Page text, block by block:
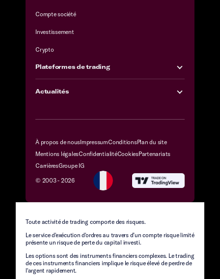
Compte société
Investissement
Crypto
Plateformes de trading
Actualités
À propos de nousImpressumConditionsPlan du site
Mentions légalesConfidentialitéCookiesPartenariats
CarrièresGroupe IG
© 2003 - 2026
Toute activité de trading comporte des risques.
Le service d'exécution d'ordres au travers d’un compte risque limité
présente un risque de perte du capital investi.
Les options sont des instruments financiers complexes. Le trading
de ces instruments financiers implique le risque élevé de perdre de
l'argent rapidement.